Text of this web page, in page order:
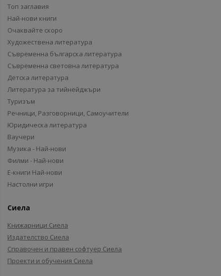
Топ заглавия
Най-нови книги
Очаквайте скоро
Художествена литература
Съвременна българска литература
Съвременна световна литература
Детска литература
Литература за тийнейджъри
Туризъм
Речници, Разговорници, Самоучители
Юридическа литература
Ваучери
Музика - Най-нови
Филми - Най-нови
Е-книги Най-нови
Настолни игри
Сиела
Книжарници Сиела
Издателство Сиела
Справочен и правен софтуер Сиела
Проекти и обучения Сиела